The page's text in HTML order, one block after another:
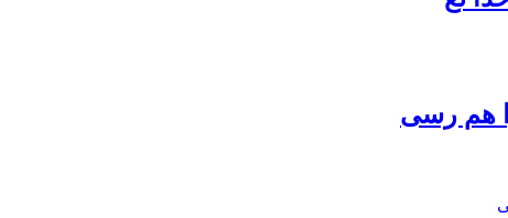
هم رسی